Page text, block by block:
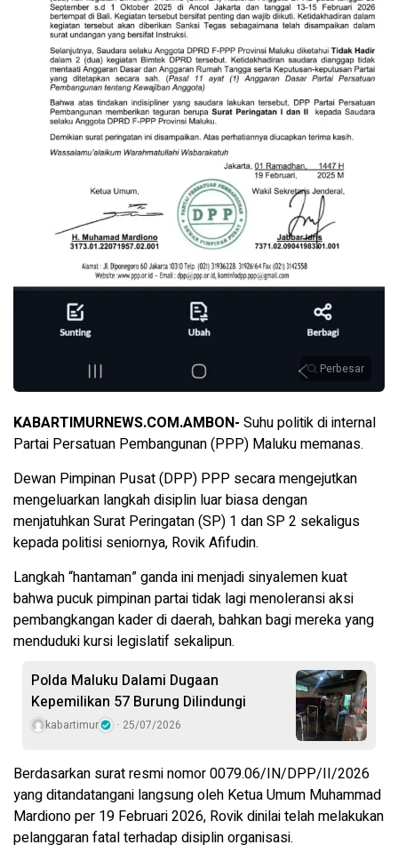
Perbesar
KABARTIMURNEWS.COM.AMBON- Suhu politik di internal
Partai Persatuan Pembangunan (PPP) Maluku memanas.
Dewan Pimpinan Pusat (DPP) PPP secara mengejutkan
mengeluarkan langkah disiplin luar biasa dengan
menjatuhkan Surat Peringatan (SP) 1 dan SP 2 sekaligus
kepada politisi seniornya, Rovik Afifudin.
Langkah “hantaman” ganda ini menjadi sinyalemen kuat
bahwa pucuk pimpinan partai tidak lagi menoleransi aksi
pembangkangan kader di daerah, bahkan bagi mereka yang
menduduki kursi legislatif sekalipun.
Polda Maluku Dalami Dugaan
Kepemilikan 57 Burung Dilindungi
kabartimur 25/07/2026
Berdasarkan surat resmi nomor 0079.06/IN/DPP/II/2026
yang ditandatangani langsung oleh Ketua Umum Muhammad
Mardiono per 19 Februari 2026, Rovik dinilai telah melakukan
pelanggaran fatal terhadap disiplin organisasi.